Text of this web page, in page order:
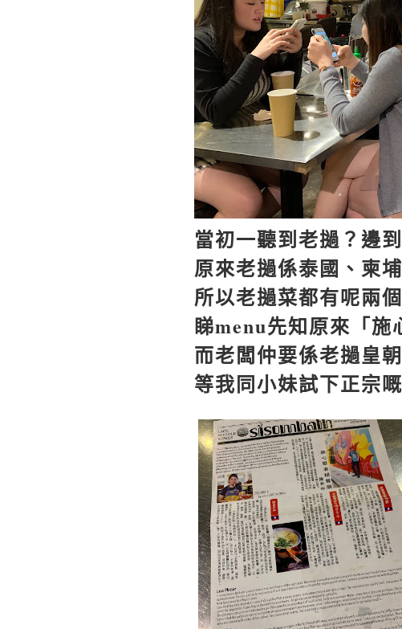
當初一聽到老撾？邊
原來老撾係泰國、柬
所以老撾菜都有呢兩
睇menu先知原來「施
而老闆仲要係老撾皇
等我同小妹試下正宗